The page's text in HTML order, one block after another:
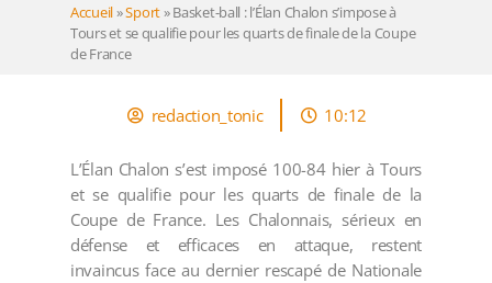
Accueil»Sport»Basket-ball : l’Élan Chalon s’impose à
Tours et se qualifie pour les quarts de finale de la Coupe
de France
redaction_tonic 10:12
L’Élan Chalon s’est imposé 100-84 hier à Tours
et se qualifie pour les quarts de finale de la
Coupe de France. Les Chalonnais, sérieux en
défense et efficaces en attaque, restent
invaincus face au dernier rescapé de Nationale